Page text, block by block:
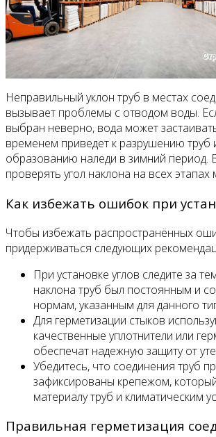
Неправильный уклон труб в местах
вызывает проблемы с отводом воды.
выбран неверно, вода может
временем приведет к разрушению труб
образованию наледи в зимний период.
проверять угол наклона на всех этапах
Как избежать ошибок при
Чтобы избежать распространённых
придерживаться следующих
При установке углов следите за
наклона труб был постоянным и
нормам, указанным для данного
Для герметизации стыков
качественные уплотнители или
обеспечат надежную защиту от
Убедитесь, что соединения труб
зафиксированы крепежом,
материалу труб и климатическим
Правильная герметизация